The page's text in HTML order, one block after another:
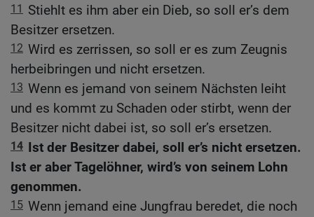
11
Stiehlt es ihm aber ein Dieb, so soll er’s dem
Besitzer ersetzen.
12 Wird es zerrissen, so soll er es zum Zeugnis
herbeibringen und nicht ersetzen.
13 Wenn es jemand von seinem Nächsten leiht
und es kommt zu Schaden oder stirbt, wenn der
Besitzer nicht dabei ist, so soll er’s ersetzen.
14 Ist der Besitzer dabei, soll er’s nicht ersetzen.
Ist er aber Tagelöhner, wird’s von seinem Lohn
genommen.
15 Wenn jemand eine Jungfrau beredet, die noch